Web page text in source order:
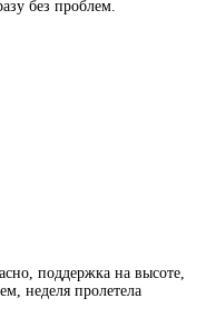
без проблем.
поддержка на высоте,
неделя пролетела